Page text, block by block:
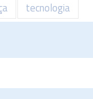
tecnologia